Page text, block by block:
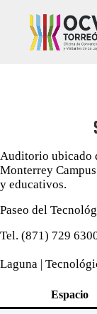
Auditorio ubicado
Monterrey
y educativos.
Paseo del
Tel. (871) 729
Laguna |
Espacio